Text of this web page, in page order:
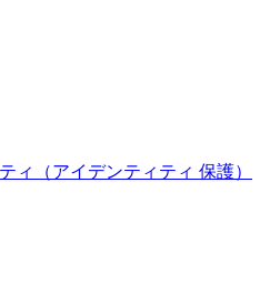
ィ（アイデンティティ 保護）